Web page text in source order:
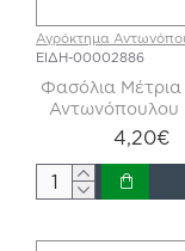
Αγρόκτημα
ΕΙΔΗ-00002886
Φασόλια
4,20€